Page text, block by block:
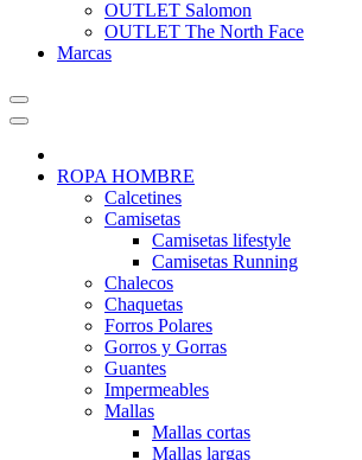
OUTLET Salomon
OUTLET The North Face
Marcas
ROPA HOMBRE
Calcetines
Camisetas
Camisetas lifestyle
Camisetas Running
Chalecos
Chaquetas
Forros Polares
Gorros y Gorras
Guantes
Impermeables
Mallas
Mallas cortas
Mallas largas